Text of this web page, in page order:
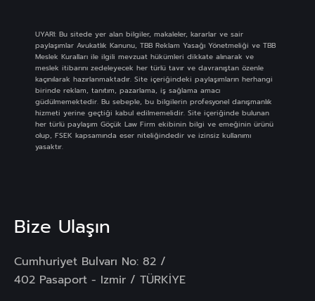
UYARI: Bu sitede yer alan bilgiler, makaleler, kararlar ve sair
paylaşımlar Avukatlık Kanunu, TBB Reklam Yasağı Yönetmeliği ve TBB
Meslek Kuralları ile ilgili mevzuat hükümleri dikkate alınarak ve
meslek itibarını zedeleyecek her türlü tavır ve davranıştan özenle
kaçınılarak hazırlanmaktadır. Site içeriğindeki paylaşımların herhangi
birinde reklam, tanıtım, pazarlama, iş sağlama amacı
güdülmemektedir. Bu sebeple, bu bilgilerin profesyonel danışmanlık
hizmeti yerine geçtiği kabul edilmemelidir. Site içeriğinde bulunan
her türlü paylaşım Göçük Law Firm ekibinin bilgi ve emeğinin ürünü
olup, FSEK kapsamında eser niteliğindedir ve izinsiz kullanımı
yasaktır.
Bize Ulaşın
Cumhuriyet Bulvarı No: 82 /
402 Pasaport - Izmir / TÜRKİYE